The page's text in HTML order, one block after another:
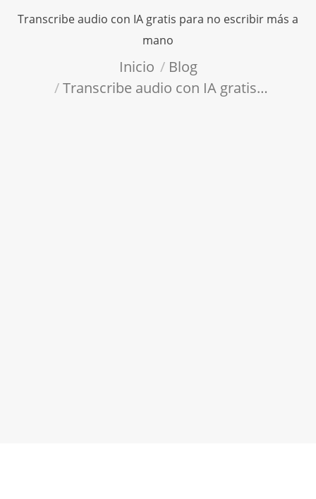
Transcribe audio con IA gratis para no escribir más a
mano
Inicio
Blog
Transcribe audio con IA gratis…